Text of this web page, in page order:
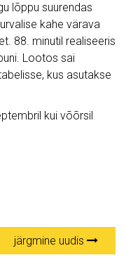
lõppu suurendas
kahe värava
88. minutil realiseeris
Lootos sai
kus asutakse
kui võõrsil
järgmine uudis